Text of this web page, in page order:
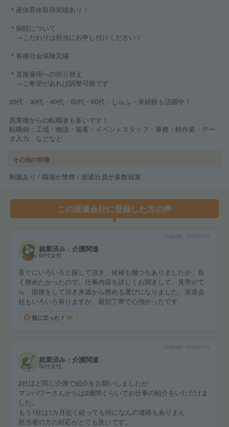
＊産休育休取得実績あり！
＊病院について
→こだわりは担当にお申し付けください！
＊各種社会保険完備
＊直接雇用への切り替え
→ご希望があれば調整可能です
20代・30代・40代・50代・60代・しゅふ・未経験も活躍中！
異業種からの転職者も多いです！
転職例：工場・物流・接客・イベントスタッフ・事務・軽作業・デー
タ入力 などなど
その他の特徴
制服あり / 職場が禁煙 / 派遣社員が多数就業
この派遣会社に登録した方の声
2024年02月
就業済み：介護関連
60代女性
直ぐにいろいろと探して頂き、候補も幾つもありましたが、長
く務めたかったので、仕事内容を詳しくお聞きして、見学がて
ら、面接をして頂き来週から務める運びになりました。派遣会
社もいろいろ有りますが、親切丁寧で心強かったです。
役に立った！ 88
2024年02月
就業済み：介護関連
50代女性
2社ほど同じ介護で紹介をお願いしましたが
マンパワーさんからは2週間ぐらいでお仕事の紹介をいただけま
した。
もう1社は1カ月近く経っても特になんの連絡もありまん
担当者の方の対応がとても良いです。